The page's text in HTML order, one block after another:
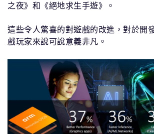
之夜》和《絕地求生手遊》。
這些令人驚喜的對遊戲的改進，對於開
戲玩家來說可說意義非凡。